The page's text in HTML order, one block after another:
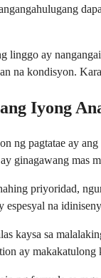
linggo ay
na kondisyon.
Iyong
ng pagtatae ay
ginagawang mas
priyoridad,
na
kaysa sa
ay